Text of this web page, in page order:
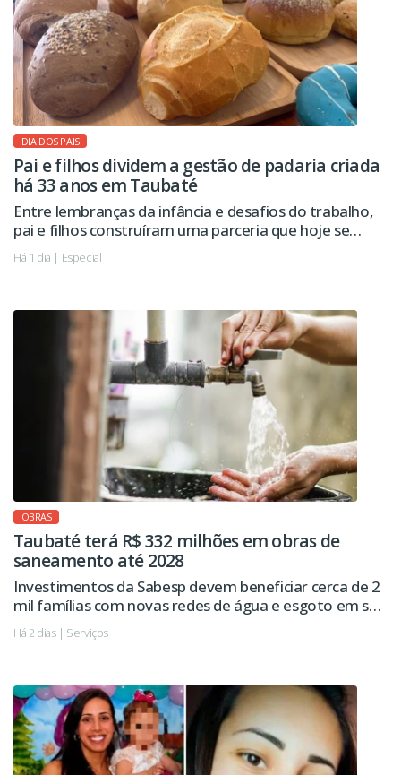
DIA DOS PAIS
Pai e filhos dividem a gestão de padaria criada
há 33 anos em Taubaté
Entre lembranças da infância e desafios do trabalho,
pai e filhos construíram uma parceria que hoje se
estende à administração da empresa.
Há 1 dia | Especial
OBRAS
Taubaté terá R$ 332 milhões em obras de
saneamento até 2028
Investimentos da Sabesp devem beneficiar cerca de 2
mil famílias com novas redes de água e esgoto em seis
regiões da cidade.
Há 2 dias | Serviços